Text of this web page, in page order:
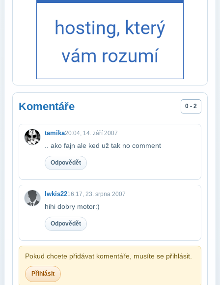
Komentáře 0 - 2
tamika20:04, 14. září 2007
.. ako fajn ale ked už tak no comment
Odpovědět
Iwkis2216:17, 23. srpna 2007
hihi dobry motor:)
Odpovědět
Pokud chcete přidávat komentáře, musíte se přihlásit.
Přihlásit